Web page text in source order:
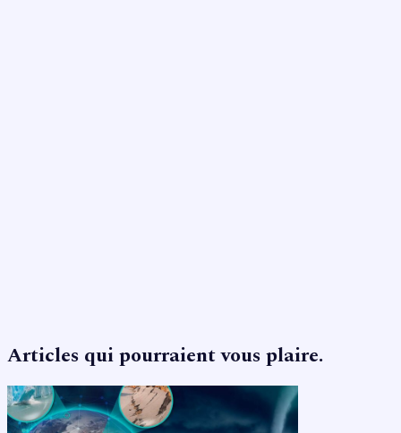
Articles qui pourraient vous plaire.